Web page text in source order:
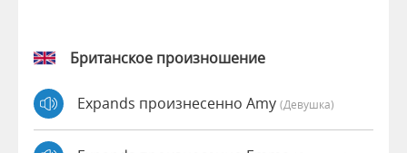
Британское произношение
Expands произнесенно Amy (девушка)